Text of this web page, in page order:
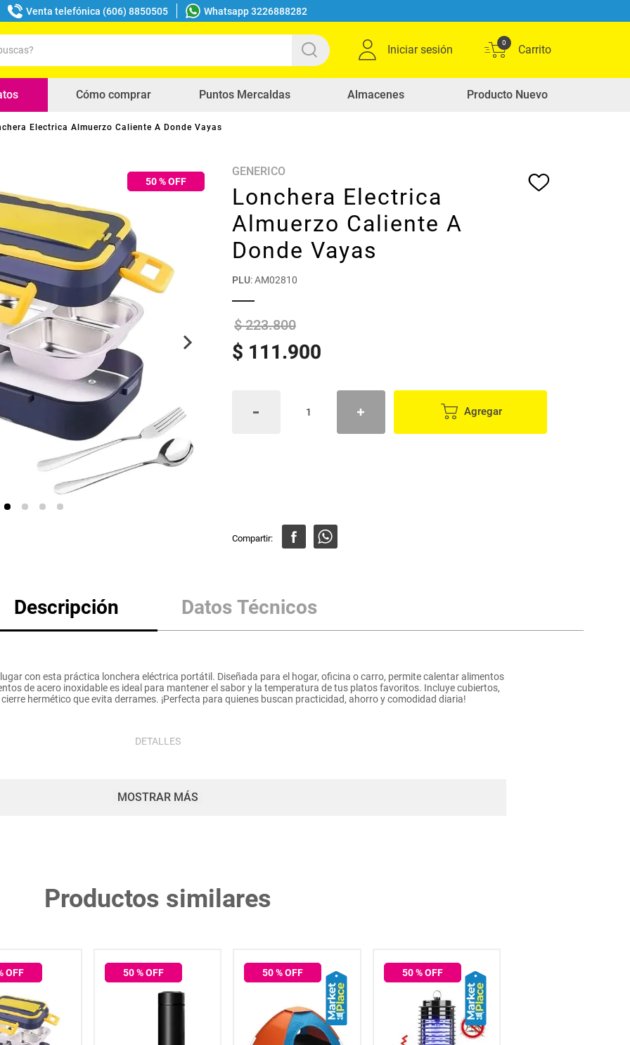
Venta telefónica (606) 8850505 Whatsapp 3226888282
Iniciar sesión
0
Cómo comprar Puntos Mercaldas Almacenes Producto Nuevo
Electrica Almuerzo Caliente A Donde Vayas
50% OFF
GENERICO
Lonchera Electrica
Almuerzo Caliente A
Donde Vayas
PLU:AM02810
$ 223.800
$ 111.900
Agregar
Descripción Datos Técnicos
con esta práctica lonchera eléctrica portátil. Diseñada para el hogar, oficina o carro, permite calentar alimentos
de acero inoxidable es ideal para mantener el sabor y la temperatura de tus platos favoritos. Incluye cubiertos,
hermético que evita derrames. ¡Perfecta para quienes buscan practicidad, ahorro y comodidad diaria!
DETALLES
Bandeja extraíble para una limpieza fácil y rápida
Ideal para usar en casa, oficina o viajes.
El color del producto puede variar, según la disponibilidad en el momento*
de la foto es referencial para que puedas ver los atributos del producto y al mismo tiempo es la opción 1 nuestra de
dejamos la aclaración para que lo tengas presente por si te llegara en otro color. **
por lo cual no incluye ningún adorno, ni accesorios, ni piezas adicionales ni ningún otro elemento que lo
MOSTRAR MÁS
Productos similares
OFF 50% OFF 50% OFF 50% OFF
buscados